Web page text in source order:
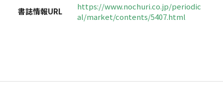
書誌情報URL
https://www.nochuri.co.jp/periodic
al/market/contents/5407.html